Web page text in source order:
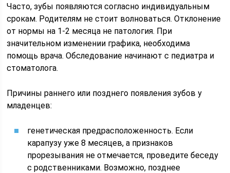
Часто, зубы появляются согласно индивидуальным
срокам. Родителям не стоит волноваться. Отклонение
от нормы на 1-2 месяца не патология. При
значительном изменении графика, необходима
помощь врача. Обследование начинают с педиатра и
стоматолога.
Причины раннего или позднего появления зубов у
младенцев:
генетическая предрасположенность. Если
карапузу уже 8 месяцев, а признаков
прорезывания не отмечается, проведите беседу
с родственниками. Возможно, позднее